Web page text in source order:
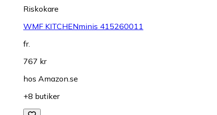
Riskokare
WMF KITCHENminis 415260011
fr.
767 kr
hos Amazon.se
+8 butiker